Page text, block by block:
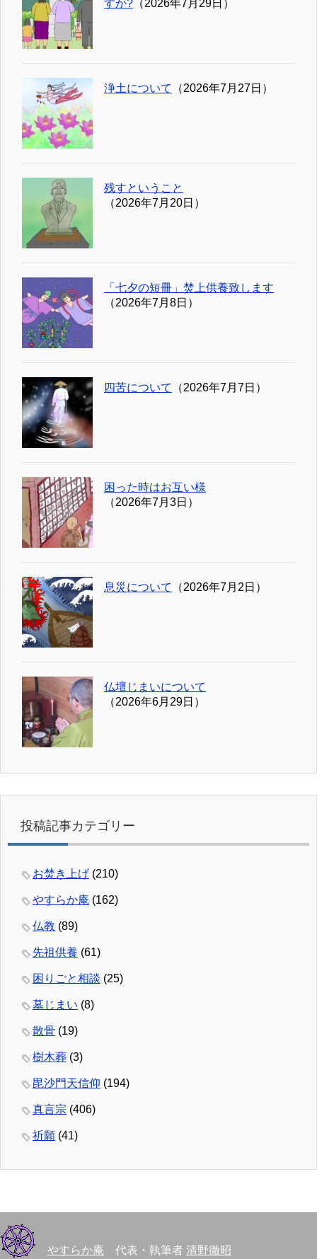
すか? （2026年7月29日）
浄土について （2026年7月27日）
残すということ
（2026年7月20日）
「七夕の短冊」焚上供養致します
（2026年7月8日）
四苦について （2026年7月7日）
困った時はお互い様
（2026年7月3日）
息災について （2026年7月2日）
仏壇じまいについて
（2026年6月29日）
投稿記事カテゴリー
お焚き上げ (210)
やすらか庵 (162)
仏教 (89)
先祖供養 (61)
困りごと相談 (25)
墓じまい (8)
散骨 (19)
樹木葬 (3)
毘沙門天信仰 (194)
真言宗 (406)
祈願 (41)
やすらか庵 代表・執筆者 清野徹昭